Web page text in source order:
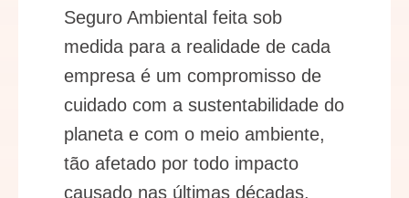
Seguro Ambiental feita sob
medida para a realidade de cada
empresa é um compromisso de
cuidado com a sustentabilidade do
planeta e com o meio ambiente,
tão afetado por todo impacto
causado nas últimas décadas.